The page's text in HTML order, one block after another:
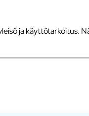
ja käyttötarkoitus.